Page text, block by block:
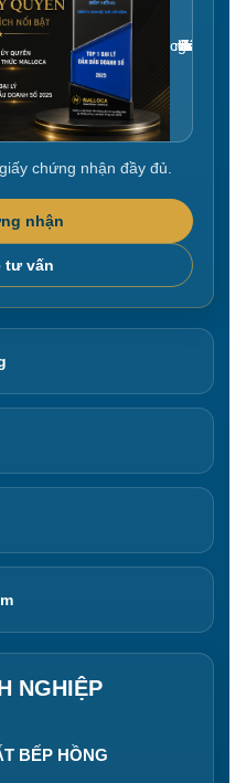
Gắn link ảnh giấy chứng nhận tại đây
chứng nhận đầy đủ.
nhận
tư vấn
NGHIỆP
BẾP HỒNG